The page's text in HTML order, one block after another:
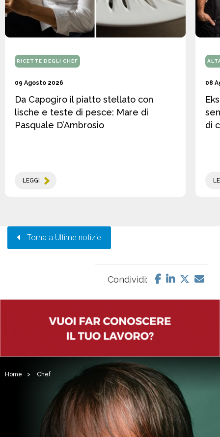
RICETTE DEGLI CHEF
09 Agosto 2026
Da Capogiro il piatto stellato con
lische e teste di pesce: Mare di
Pasquale D’Ambrosio
LEGGI
08
di
Torna a Ultime notizie
Condividi:
Home > Chef